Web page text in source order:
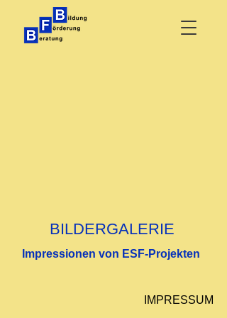
BILDERGALERIE
Impressionen von ESF-Projekten
IMPRESSUM